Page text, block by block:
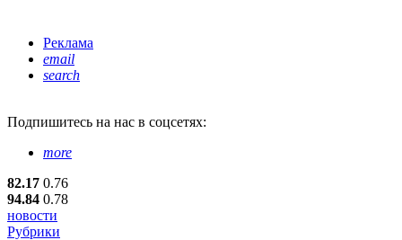
Реклама
email
search
Подпишитесь на нас в соцсетях:
more
82.17 0.76
94.84 0.78
новости
Рубрики